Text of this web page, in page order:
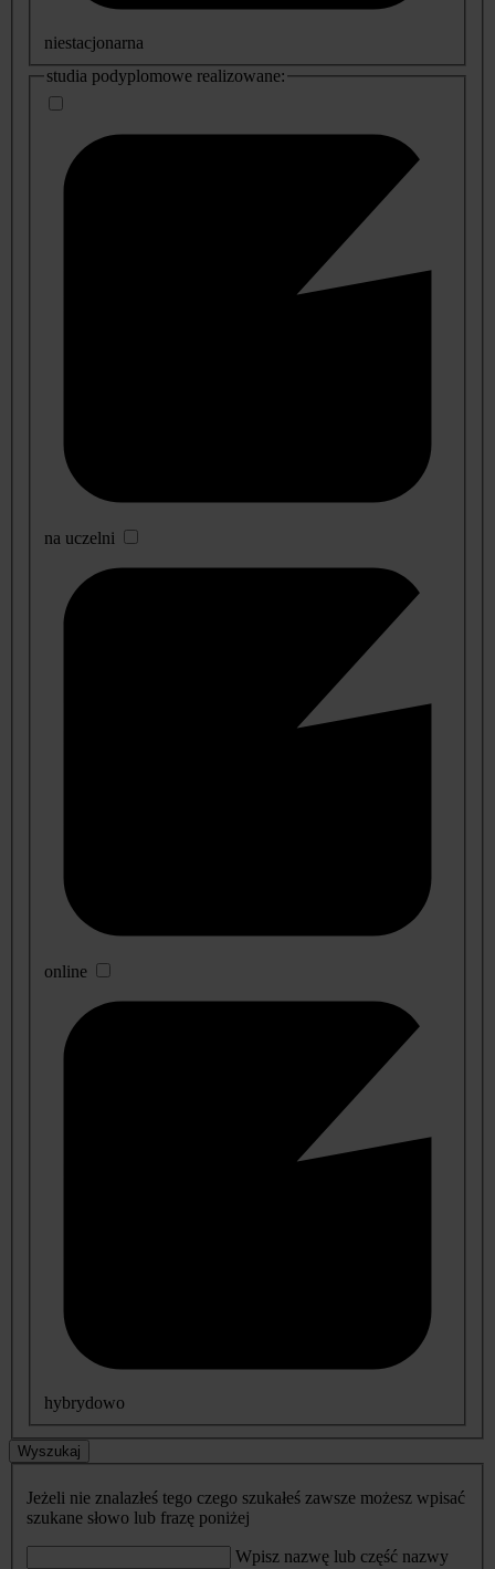
niestacjonarna
studia podyplomowe realizowane:
na uczelni
online
hybrydowo
Wyszukaj
Jeżeli nie znalazłeś tego czego szukałeś zawsze możesz wpisać
szukane słowo lub frazę poniżej
Wpisz nazwę lub część nazwy